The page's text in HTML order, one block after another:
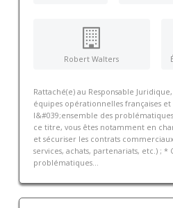
Robert Walters
Rattaché(e) au Responsable
équipes opérationnelles françaises
l&#039;ensemble des
ce titre, vous êtes notamment en
et sécuriser les contrats
services, achats, partenariats, etc.) ; *
problématiques...